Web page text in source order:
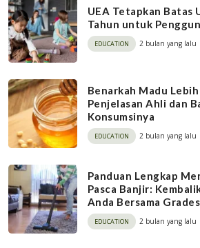
UEA Tetapkan Batas
Tahun untuk
EDUCATION 2 bulan yang lalu
Benarkah Madu
Penjelasan Ahli dan
Konsumsinya
EDUCATION 2 bulan yang lalu
Panduan Lengkap
Pasca Banjir:
Anda Bersama
EDUCATION 2 bulan yang lalu